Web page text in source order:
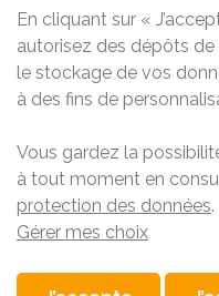
En cliquant sur «
autorisez des dépôts
le stockage de vos
à des fins de
Vous gardez la
à tout moment en
protection des données.
Gérer mes choix